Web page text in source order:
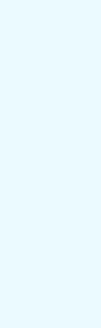
えて！ わたしは ①にじさん